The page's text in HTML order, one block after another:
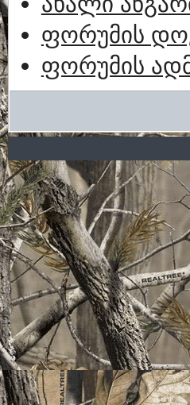
ფორუმის
ფორუმის